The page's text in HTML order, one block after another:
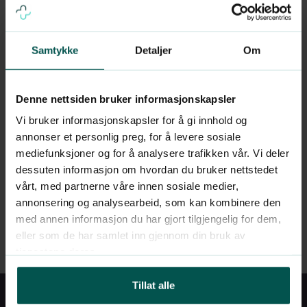
Samtykke Detaljer Om
Denne nettsiden bruker informasjonskapsler
Vi bruker informasjonskapsler for å gi innhold og
annonser et personlig preg, for å levere sosiale
mediefunksjoner og for å analysere trafikken vår. Vi deler
dessuten informasjon om hvordan du bruker nettstedet
vårt, med partnerne våre innen sosiale medier,
annonsering og analysearbeid, som kan kombinere den
med annen informasjon du har gjort tilgjengelig for dem,
eller som de har samlet inn gjennom din bruk av
Tillat alle
(1/2/3/4/5), buss (20/25/45/46), flybuss og
trikk (11/12/19)
Parkering| Gateparkering eller
Colosseum P-hus
Åpningstider| alle hverdager: kl. 0830 –
1600
Se ledige timer